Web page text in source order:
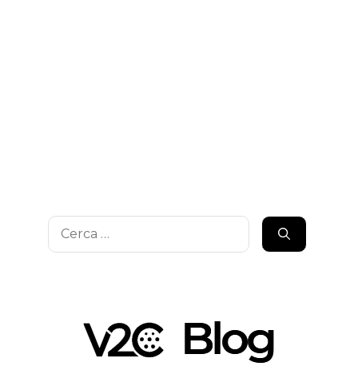
Ricerca
per: